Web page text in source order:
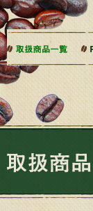
本文へジャンプ